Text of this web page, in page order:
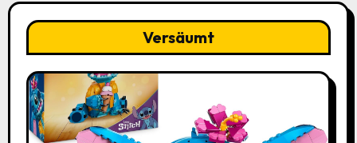
Versäumt